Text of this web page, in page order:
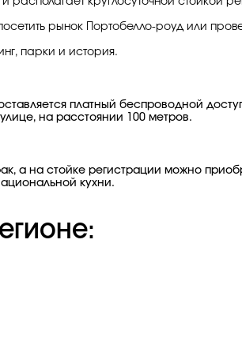
посетить рынок Портобелло-роуд или
парки и история.
платный беспроводной
на расстоянии 100 метров.
а на стойке регистрации можно
кухни.